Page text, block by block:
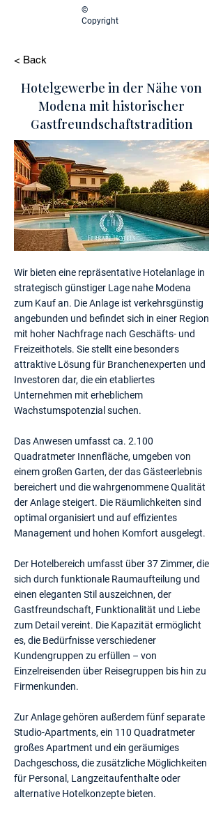
©
Copyright
< Back
Hotelgewerbe in der Nähe von
Modena mit historischer
Gastfreundschaftstradition
Wir bieten eine repräsentative Hotelanlage in
strategisch günstiger Lage nahe Modena
zum Kauf an. Die Anlage ist verkehrsgünstig
angebunden und befindet sich in einer Region
mit hoher Nachfrage nach Geschäfts- und
Freizeithotels. Sie stellt eine besonders
attraktive Lösung für Branchenexperten und
Investoren dar, die ein etabliertes
Unternehmen mit erheblichem
Wachstumspotenzial suchen.
Das Anwesen umfasst ca. 2.100
Quadratmeter Innenfläche, umgeben von
einem großen Garten, der das Gästeerlebnis
bereichert und die wahrgenommene Qualität
der Anlage steigert. Die Räumlichkeiten sind
optimal organisiert und auf effizientes
Management und hohen Komfort ausgelegt.
Der Hotelbereich umfasst über 37 Zimmer, die
sich durch funktionale Raumaufteilung und
einen eleganten Stil auszeichnen, der
Gastfreundschaft, Funktionalität und Liebe
zum Detail vereint. Die Kapazität ermöglicht
es, die Bedürfnisse verschiedener
Kundengruppen zu erfüllen – von
Einzelreisenden über Reisegruppen bis hin zu
Firmenkunden.
Zur Anlage gehören außerdem fünf separate
Studio-Apartments, ein 110 Quadratmeter
großes Apartment und ein geräumiges
Dachgeschoss, die zusätzliche Möglichkeiten
für Personal, Langzeitaufenthalte oder
alternative Hotelkonzepte bieten.